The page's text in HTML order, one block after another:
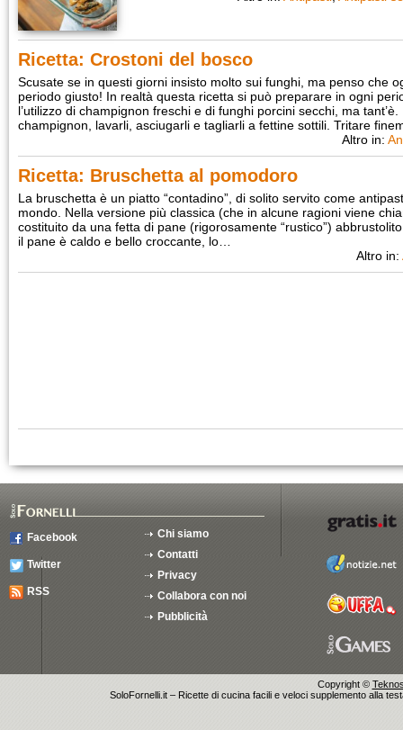
Ricetta: Crostoni del bosco
Scusate se in questi giorni insisto molto sui funghi, ma penso che
periodo giusto! In realtà questa ricetta si può preparare in ogni
l’utilizzo di champignon freschi e di funghi porcini secchi, ma
champignon, lavarli, asciugarli e tagliarli a fettine sottili. Tritare
Altro in:
Ricetta: Bruschetta al pomodoro
La bruschetta è un piatto “contadino”, di solito servito come
mondo. Nella versione più classica (che in alcune ragioni viene
costituito da una fetta di pane (rigorosamente “rustico”)
il pane è caldo e bello croccante, lo…
Altro in:
Facebook
Twitter
RSS
Chi siamo
Contatti
Privacy
Collabora con noi
Pubblicità
Copyright ©
SoloFornelli.it – Ricette di cucina facili e veloci supplemento alla